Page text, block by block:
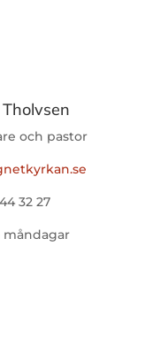
och pastor
32 27
måndagar